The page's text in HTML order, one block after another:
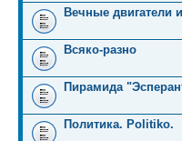
Вечные двигатели
Всяко-разно
Пирамида
Политика. Politiko.